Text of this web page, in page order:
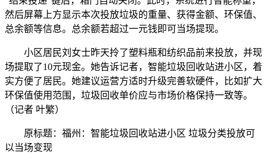
然后屏幕上方显示本次投放垃圾的重量、获得金额、环保值、
总余额等信息。总余额若超过一元钱即可当场提现。
小区居民刘女士昨天拎了塑料瓶和纺织品前来投放，并现
场提取了10元现金。她告诉记者，智能垃圾回收站进小区，着
实方便了居民。她建议运营方适时升级完善软硬件，比如扩大
环保值使用范围，垃圾回收单价应与市场价格保持一致等。
（记者 叶繁）
原标题：福州：智能垃圾回收站进小区 垃圾分类投放可
以当场变现